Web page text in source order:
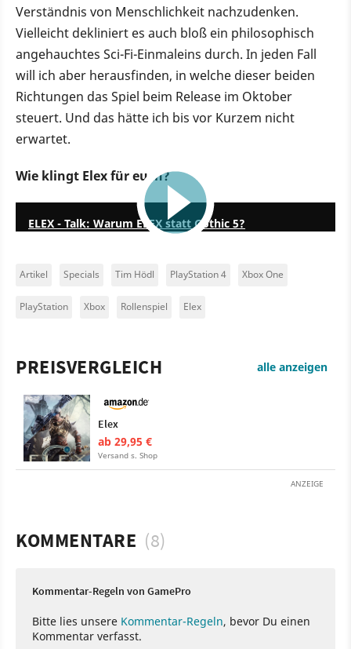
Verständnis von Menschlichkeit nachzudenken.
Vielleicht dekliniert es auch bloß ein philosophisch
angehauchtes Sci-Fi-Einmaleins durch. In jeden Fall
will ich aber herausfinden, in welche dieser beiden
Richtungen das Spiel beim Release im Oktober
steuert. Und das hätte ich bis vor Kurzem nicht
erwartet.
Wie klingt Elex für euch?
ELEX - Talk: Warum ELEX statt Gothic 5?
Artikel Specials Tim Hödl PlayStation 4 Xbox One
PlayStation Xbox Rollenspiel Elex
PREISVERGLEICH alle anzeigen
Elex
ab 29,95 €
Versand s. Shop
ANZEIGE
KOMMENTARE (8)
Kommentar-Regeln von GamePro
Bitte lies unsere Kommentar-Regeln, bevor Du einen
Kommentar verfasst.